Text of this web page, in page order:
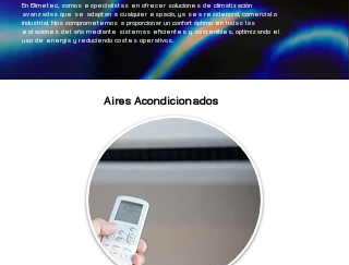
En Bimetec, somos especialistas en ofrecer soluciones de climatización
avanzadas que se adaptan a cualquier espacio, ya sea residencial, comercial o
industrial. Nos comprometemos a proporcionar un confort óptimo en todas las
estaciones del año mediante sistemas eficientes y sostenibles, optimizando el
uso de energía y reduciendo costes operativos.
Aires Acondicionados